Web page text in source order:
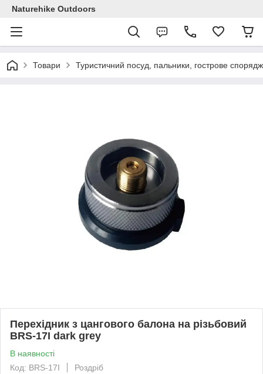
Naturehike Outdoors
Товари Туристичний посуд, пальники, гострове
Перехідник з цангового балона на різьбовий
BRS-17I dark grey
В наявності
Код: BRS-17I
Роздріб